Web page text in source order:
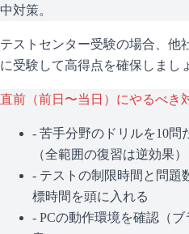
中対策。
テストセンター受験の場合、他
に受験して高得点を確保しまし
直前（前日〜当日）にやるべき
- 苦手分野のドリルを10問
（全範囲の復習は逆効果）
- テストの制限時間と問題
標時間を頭に入れる
- PCの動作環境を確認（